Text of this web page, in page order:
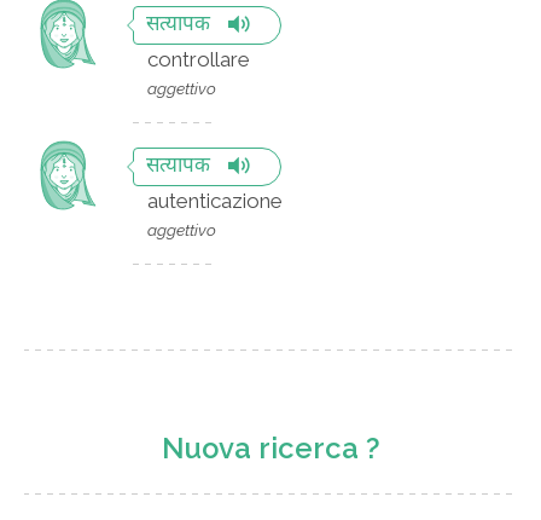
सत्यापक
controllare
aggettivo
सत्यापक
autenticazione
aggettivo
Nuova ricerca ?